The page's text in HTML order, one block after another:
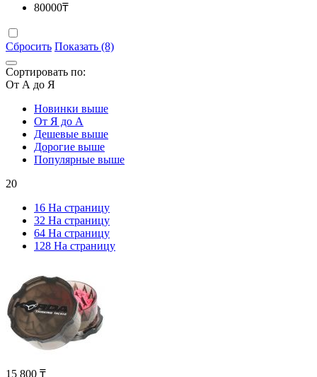
80000₸
Сбросить Показать (8)
Сортировать по:
От А до Я
Новинки выше
От Я до А
Дешевые выше
Дорогие выше
Популярные выше
20
16 На страницу
32 На страницу
64 На страницу
128 На страницу
15 800 ₸